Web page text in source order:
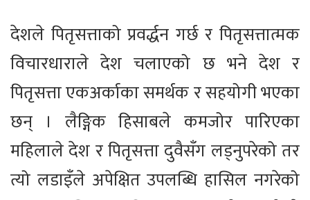
देशले पितृसत्ताको प्रवर्द्धन गर्छ र पितृसत्तात्मक
विचारधाराले देश चलाएको छ भने देश र
पितृसत्ता एकअर्काका समर्थक र सहयोगी भएका
छन् । लैङ्गिक हिसाबले कमजोर पारिएका
महिलाले देश र पितृसत्ता दुवैसँग लड्नुपरेको तर
त्यो लडाइँले अपेक्षित उपलब्धि हासिल नगरेको